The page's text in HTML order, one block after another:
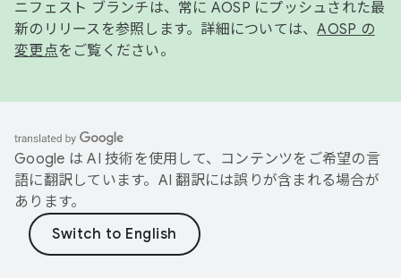
ニフェスト ブランチは、常に AOSP にプッシュされた最
新のリリースを参照します。詳細については、AOSP の
変更点をご覧ください。
Google は AI 技術を使用して、コンテンツをご希望の言
語に翻訳しています。AI 翻訳には誤りが含まれる場合が
あります。